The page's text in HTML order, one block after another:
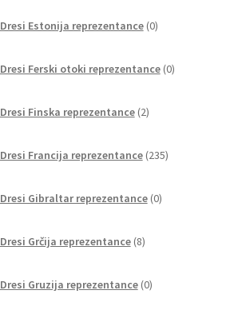
Dresi Estonija reprezentance 0izdelkov
Dresi Ferski otoki reprezentance 0izdelkov
Dresi Finska reprezentance 2izdelka
Dresi Francija reprezentance 235izdelkov
Dresi Gibraltar reprezentance 0izdelkov
Dresi Grčija reprezentance 8izdelkov
Dresi Gruzija reprezentance 0izdelkov